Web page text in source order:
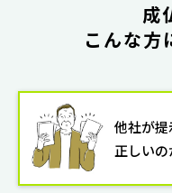
成
こんな方
他社が
正しい